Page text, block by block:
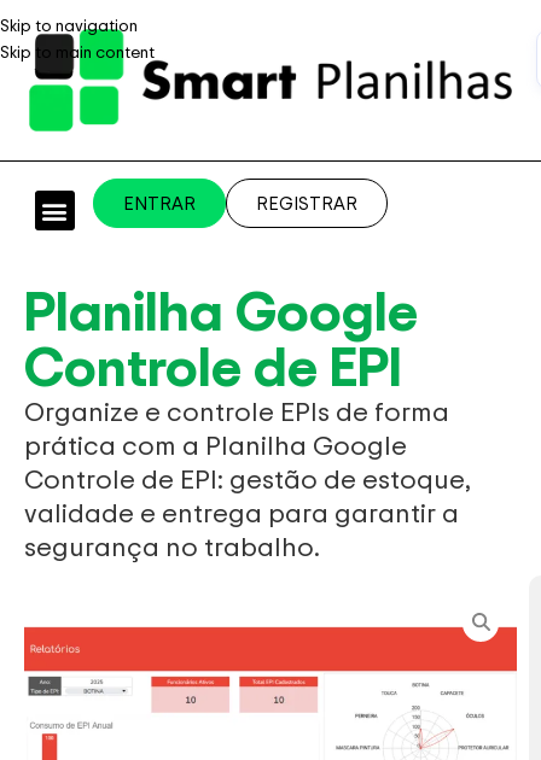
Skip to navigation
Skip to main content
ENTRAR REGISTRAR
Planilha Google
Controle de EPI
Organize e controle EPIs de forma
prática com a Planilha Google
Controle de EPI: gestão de estoque,
validade e entrega para garantir a
segurança no trabalho.